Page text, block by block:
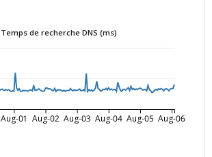
Temps de recherche DNS (ms)
Aug-01 Aug-02 Aug-03 Aug-04 Aug-05 Aug-06